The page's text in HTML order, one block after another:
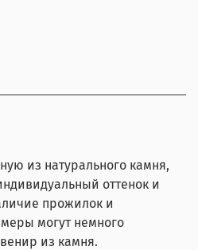
из натурального камня,
оттенок и
прожилок и
могут немного
из камня.